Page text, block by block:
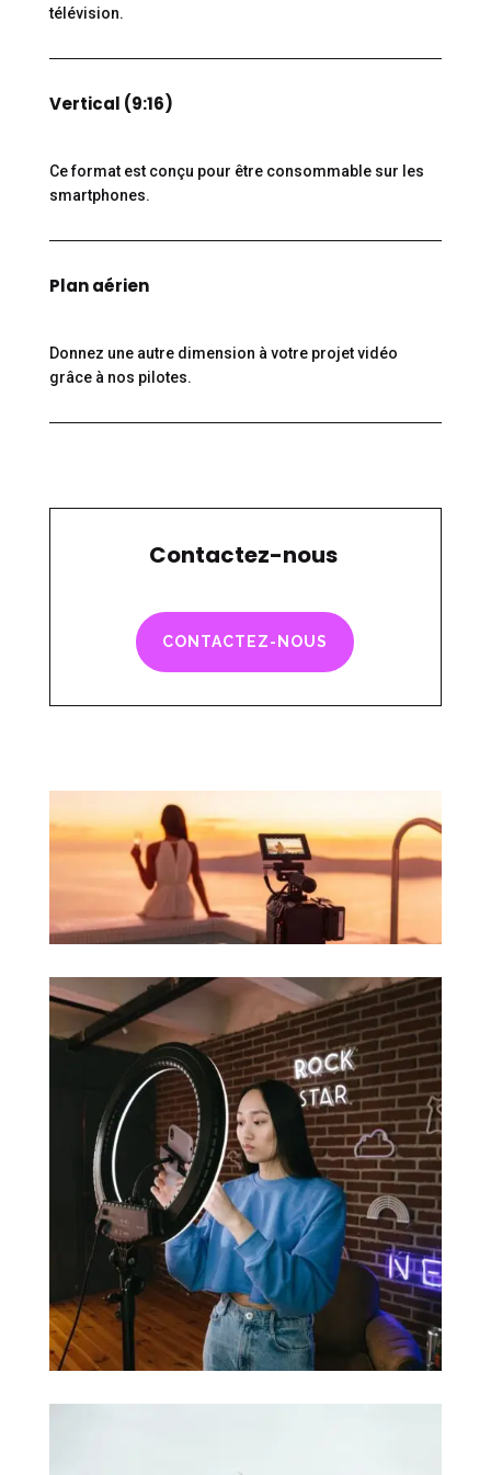
télévision.
Vertical (9:16)
Ce format est conçu pour être consommable sur les
smartphones.
Plan aérien
Donnez une autre dimension à votre projet vidéo
grâce à nos pilotes.
Contactez-nous
CONTACTEZ-NOUS